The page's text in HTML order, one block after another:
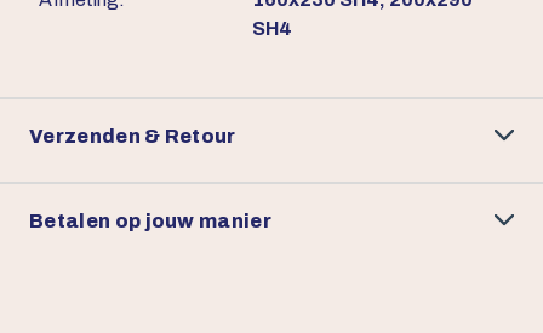
SH4
Verzenden & Retour
Betalen op jouw manier